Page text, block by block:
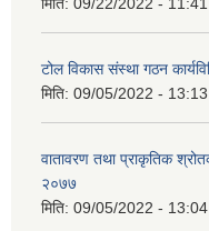
टोल विकास संस्था गठन
मिति: 09/05/2022 - 13:13
वातावरण तथा प्राकृतिक
२०७७
मिति: 09/05/2022 - 13:04